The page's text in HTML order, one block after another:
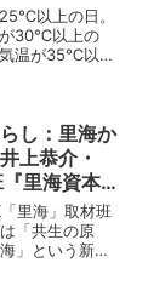
以上の日。
30℃以上の
温が35℃以上
し：里海か
上恭介・
里海資本
里海」取材班
「共生の原
」という新し